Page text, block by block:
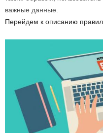
важные данные.
Перейдем к описанию правил